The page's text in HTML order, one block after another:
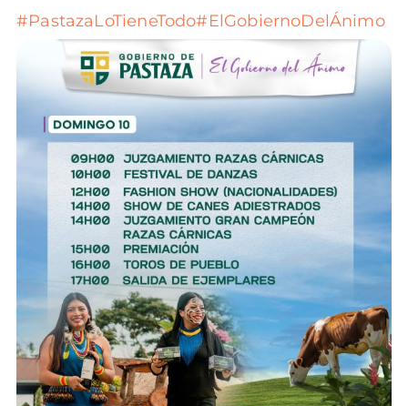
#PastazaLoTieneTodo#ElGobiernoDelÁnimo